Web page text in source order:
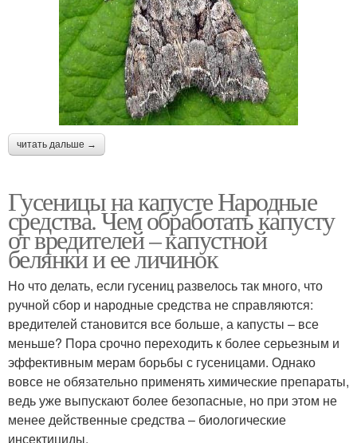
читать дальше →
Гусеницы на капусте Народные
средства. Чем обработать капусту
от вредителей – капустной
белянки и ее личинок
Но что делать, если гусениц развелось так много, что
ручной сбор и народные средства не справляются:
вредителей становится все больше, а капусты – все
меньше? Пора срочно переходить к более серьезным и
эффективным мерам борьбы с гусеницами. Однако
вовсе не обязательно применять химические препараты,
ведь уже выпускают более безопасные, но при этом не
менее действенные средства – биологические
инсектициды.